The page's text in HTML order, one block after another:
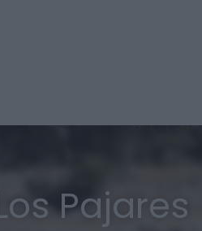
Pajares